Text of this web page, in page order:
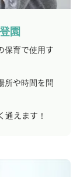
園
保育で使用す
所や時間を問
えます！